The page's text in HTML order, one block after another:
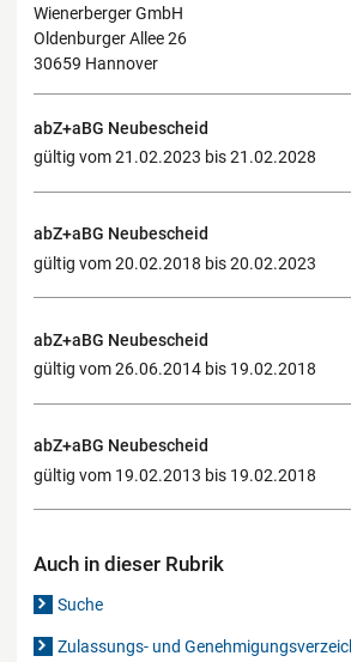
Wienerberger GmbH
Oldenburger Allee 26
30659 Hannover
abZ+aBG Neubescheid
gültig vom 21.02.2023 bis 21.02.2028
abZ+aBG Neubescheid
gültig vom 20.02.2018 bis 20.02.2023
abZ+aBG Neubescheid
gültig vom 26.06.2014 bis 19.02.2018
abZ+aBG Neubescheid
gültig vom 19.02.2013 bis 19.02.2018
Auch in dieser Rubrik
Suche
Zulassungs- und